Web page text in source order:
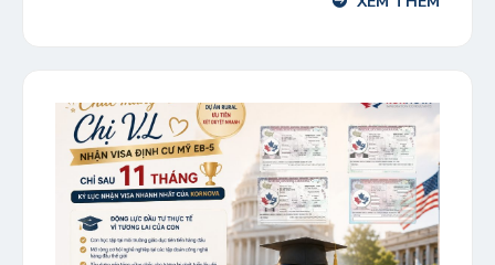
lập tức để bảo toàn các lợi thế hiện tại? Trong bối